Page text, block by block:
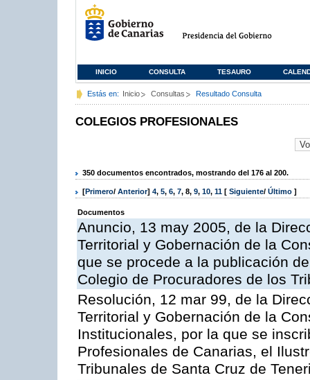
INICIO CONSULTA TESAURO
Estás en: Inicio Consultas Resultado Consulta
COLEGIOS PROFESIONALES
350 documentos encontrados, mostrando del 176 al 200.
[Primero/ Anterior] 4, 5, 6, 7, 8, 9, 10, 11 [ Siguiente/ Último ]
Documentos
Anuncio, 13 may 2005, de la
Territorial y Gobernación de la
que se procede a la publicación
Colegio de Procuradores de los
Resolución, 12 mar 99, de la
Territorial y Gobernación de la
Institucionales, por la que se
Profesionales de Canarias, el
Tribunales de Santa Cruz de